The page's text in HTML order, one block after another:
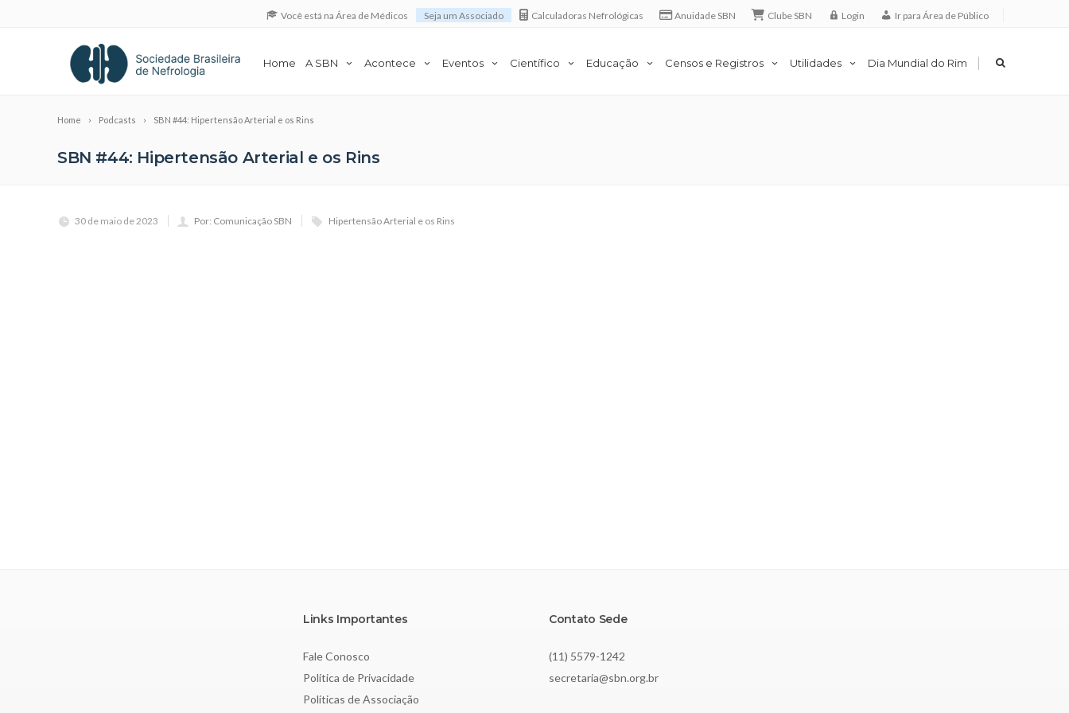
Você está na Área de Médicos Seja um Associado Calculadoras Nefrológicas Anuidade SBN Clube SBN Login Ir para Área de Público
Home A SBN Acontece Eventos Científico Educação Censos e Registros Utilidades Dia Mundial do Rim |
Home Podcasts SBN #44: Hipertensão Arterial e os Rins
SBN #44: Hipertensão Arterial e os Rins
30 de maio de 2023 Por: Comunicação SBN Hipertensão Arterial e os Rins
Links Importantes
Fale Conosco
Política de Privacidade
Políticas de Associação
Contato Sede
(11) 5579-1242
secretaria@sbn.org.br